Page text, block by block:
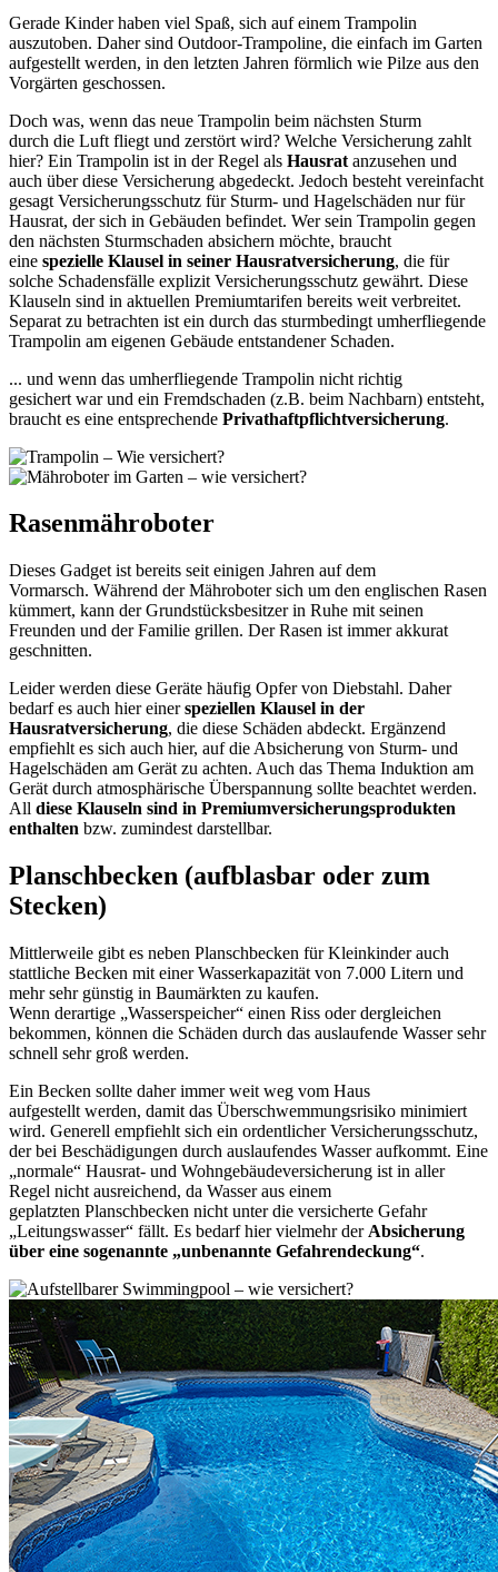
Gerade Kinder haben viel Spaß, sich auf einem Trampolin
auszutoben. Daher sind Outdoor-Trampoline, die einfach im Garten
aufgestellt werden, in den letzten Jahren förmlich wie Pilze aus den
Vorgärten geschossen.
Doch was, wenn das neue Trampolin beim nächsten Sturm
durch die Luft fliegt und zerstört wird? Welche Versicherung zahlt
hier? Ein Trampolin ist in der Regel als Hausrat anzusehen und
auch über diese Versicherung abgedeckt. Jedoch besteht vereinfacht
gesagt Versicherungsschutz für Sturm- und Hagelschäden nur für
Hausrat, der sich in Gebäuden befindet. Wer sein Trampolin gegen
den nächsten Sturmschaden absichern möchte, braucht
eine spezielle Klausel in seiner Hausratversicherung, die für
solche Schadensfälle explizit Versicherungsschutz gewährt. Diese
Klauseln sind in aktuellen Premiumtarifen bereits weit verbreitet.
Separat zu betrachten ist ein durch das sturmbedingt umherfliegende
Trampolin am eigenen Gebäude entstandener Schaden.
... und wenn das umherfliegende Trampolin nicht richtig
gesichert war und ein Fremdschaden (z.B. beim Nachbarn) entsteht,
braucht es eine entsprechende Privathaftpflichtversicherung.
Rasenmähroboter
Dieses Gadget ist bereits seit einigen Jahren auf dem
Vormarsch. Während der Mähroboter sich um den englischen Rasen
kümmert, kann der Grundstücksbesitzer in Ruhe mit seinen
Freunden und der Familie grillen. Der Rasen ist immer akkurat
geschnitten.
Leider werden diese Geräte häufig Opfer von Diebstahl. Daher
bedarf es auch hier einerspeziellen Klausel in der
Hausratversicherung, die diese Schäden abdeckt. Ergänzend
empfiehlt es sich auch hier, auf die Absicherung von Sturm- und
Hagelschäden am Gerät zu achten. Auch das Thema Induktion am
Gerät durch atmosphärische Überspannung sollte beachtet werden.
All diese Klauseln sind in Premiumversicherungsprodukten
enthalten bzw. zumindest darstellbar.
Planschbecken (aufblasbar oder zum
Stecken)
Mittlerweile gibt es neben Planschbecken für Kleinkinder auch
stattliche Becken mit einer Wasserkapazität von 7.000 Litern und
mehr sehr günstig in Baumärkten zu kaufen.
Wenn derartige „Wasserspeicher“ einen Riss oder dergleichen
bekommen, können die Schäden durch das auslaufende Wasser sehr
schnell sehr groß werden.
Ein Becken sollte daher immer weit weg vom Haus
aufgestellt werden, damit das Überschwemmungsrisiko minimiert
wird. Generell empfiehlt sich ein ordentlicher Versicherungsschutz,
der bei Beschädigungen durch auslaufendes Wasser aufkommt. Eine
„normale“ Hausrat- und Wohngebäudeversicherung ist in aller
Regel nicht ausreichend, da Wasser aus einem
geplatzten Planschbecken nicht unter die versicherte Gefahr
„Leitungswasser“ fällt. Es bedarf hier vielmehr der Absicherung
über eine sogenannte „unbenannte Gefahrendeckung“.